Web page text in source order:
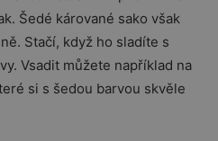
Šedé kárované sako však
Stačí, když ho sladíte s
Vsadit můžete například na
si s šedou barvou skvěle